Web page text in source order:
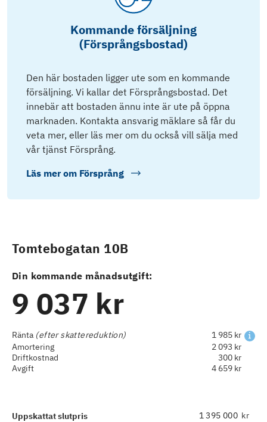
Kommande försäljning
(Försprångsbostad)
Den här bostaden ligger ute som en kommande
försäljning. Vi kallar det Försprångsbostad. Det
innebär att bostaden ännu inte är ute på öppna
marknaden. Kontakta ansvarig mäklare så får du
veta mer, eller läs mer om du också vill sälja med
vår tjänst Försprång.
Läs mer om Försprång
Tomtebogatan 10B
Din kommande månadsutgift:
9 037 kr
Ränta (efter skattereduktion)
1 985 kr
Amortering
2 093 kr
Driftkostnad
300 kr
Avgift
4 659 kr
Uppskattat slutpris kr